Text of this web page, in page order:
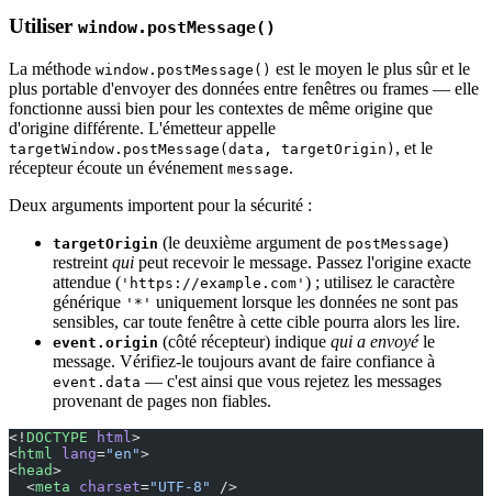
Utiliser window.postMessage()
La méthode window.postMessage() est le moyen le plus sûr et le
plus portable d'envoyer des données entre fenêtres ou frames — elle
fonctionne aussi bien pour les contextes de même origine que
d'origine différente. L'émetteur appelle
targetWindow.postMessage(data, targetOrigin) , et le
récepteur écoute un événement message.
Deux arguments importent pour la sécurité :
targetOrigin (le deuxième argument de postMessage)
restreint qui peut recevoir le message. Passez l'origine exacte
attendue ( 'https://example.com' ) ; utilisez le caractère
générique '*' uniquement lorsque les données ne sont pas
sensibles, car toute fenêtre à cette cible pourra alors les lire.
event.origin (côté récepteur) indique qui a envoyéle
message. Vérifiez-le toujours avant de faire confiance à
event.data — c'est ainsi que vous rejetez les messages
provenant de pages non fiables.
<! DOCTYPE html>
<html lang="en">
<head>
  <
meta charset="UTF-8"
/>